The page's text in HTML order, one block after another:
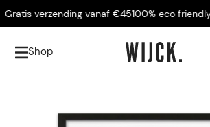
verzending vanaf €45100% eco friendly -
Shop